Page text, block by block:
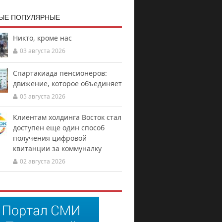
ПОПУЛЯРНЫЕ
Никто, кроме нас
03 августа 2026
Спартакиада пенсионеров:
движение, которое объединяет
05 августа 2026
Клиентам холдинга Восток стал
доступен еще один способ
получения цифровой
квитанции за коммуналку
02 августа 2026